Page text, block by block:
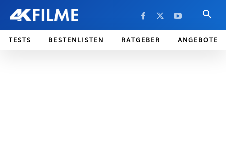
TESTS BESTENLISTEN RATGEBER ANGEBOTE